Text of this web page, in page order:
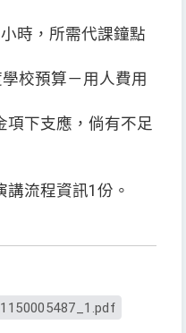
時，所需代課鐘點
校預算－用人費用
項下支應，倘有不足
流程資訊1份。
1150005487_1.pdf